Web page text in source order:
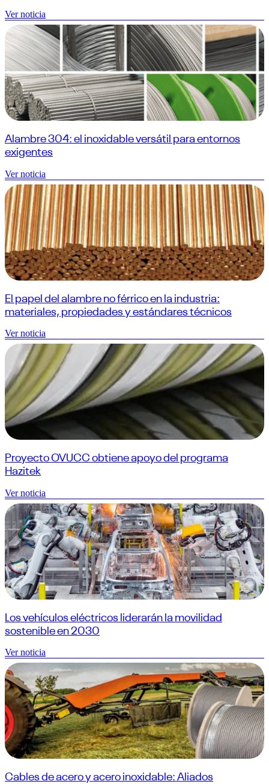
Ver noticia
Alambre 304: el inoxidable versátil para entornos
exigentes
Ver noticia
El papel del alambre no férrico en la industria:
materiales, propiedades y estándares técnicos
Ver noticia
Proyecto OVUCC obtiene apoyo del programa
Hazitek
Ver noticia
Los vehículos eléctricos liderarán la movilidad
sostenible en 2030
Ver noticia
Cables de acero y acero inoxidable: Aliados